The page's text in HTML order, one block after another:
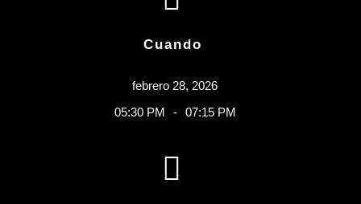
Cuando
febrero 28, 2026
05:30 PM
- 07:15 PM